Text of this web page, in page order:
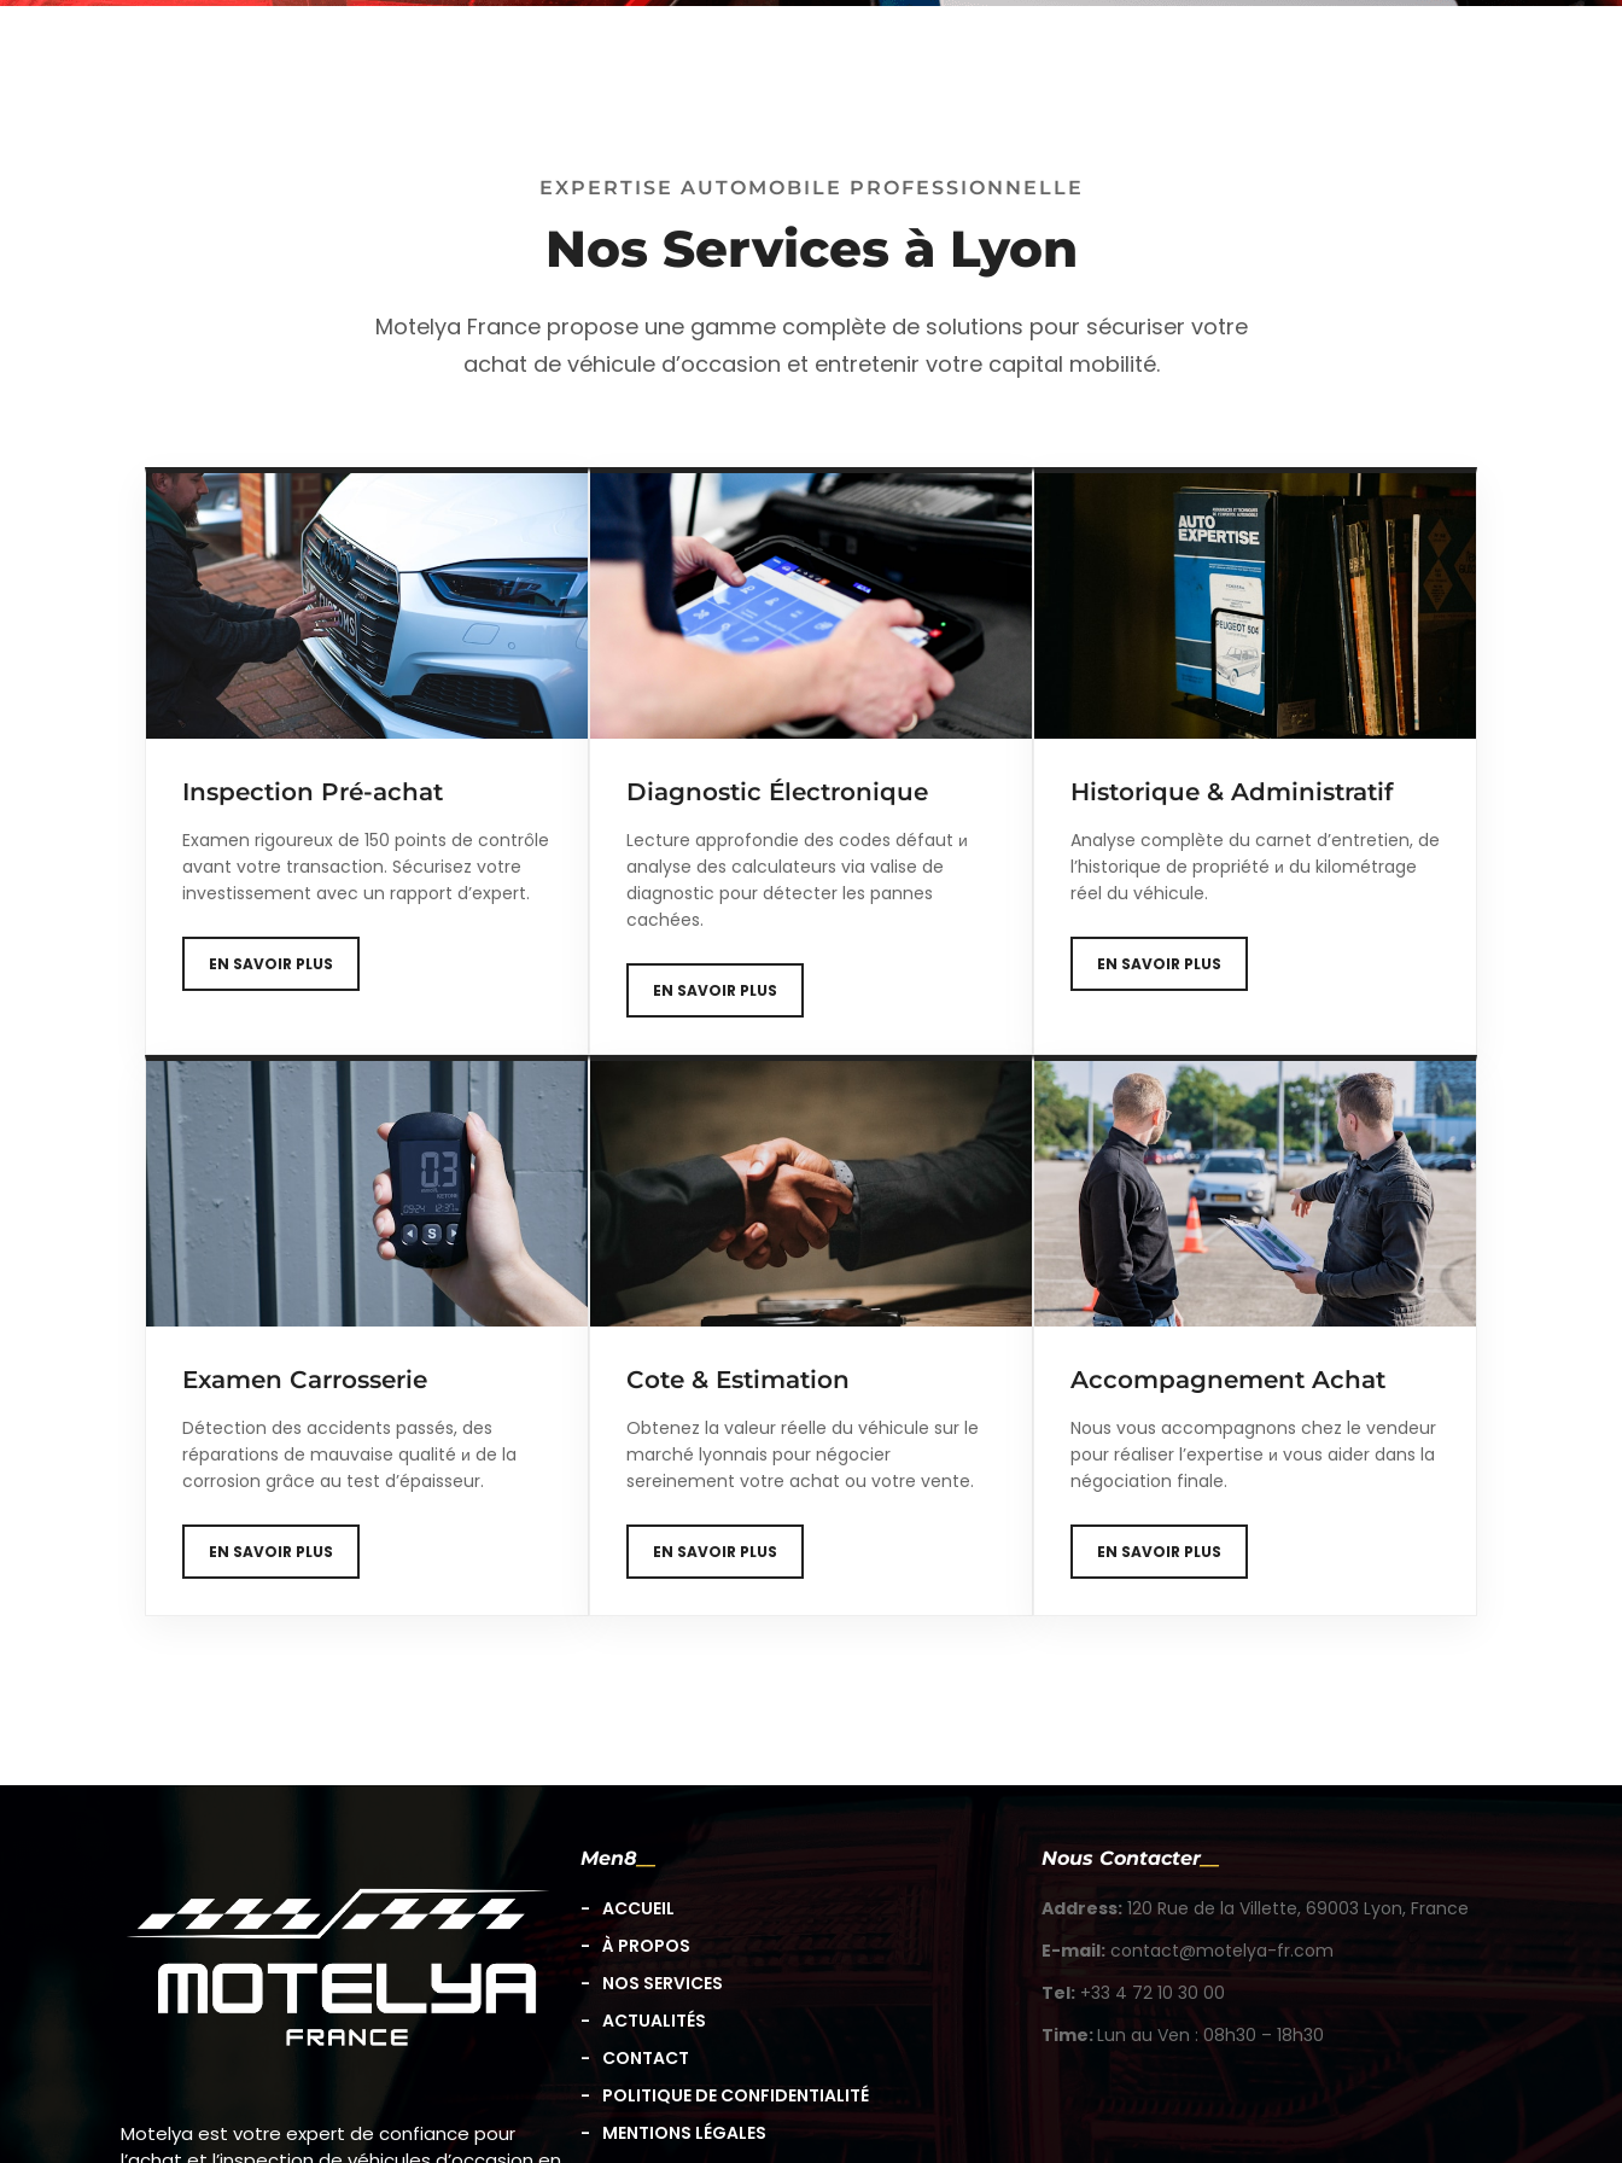
EXPERTISE AUTOMOBILE PROFESSIONNELLE
Nos Services à Lyon
Motelya France propose une gamme complète de solutions pour sécuriser votre
achat de véhicule d’occasion et entretenir votre capital mobilité.
Inspection Pré-achat
Examen rigoureux de 150 points de contrôle
avant votre transaction. Sécurisez votre
investissement avec un rapport d’expert.
EN SAVOIR PLUS
Diagnostic Électronique
Lecture approfondie des codes défaut и
analyse des calculateurs via valise de
diagnostic pour détecter les pannes
cachées.
EN SAVOIR PLUS
Historique & Administratif
Analyse complète du carnet d’entretien, de
l’historique de propriété и du kilométrage
réel du véhicule.
EN SAVOIR PLUS
Examen Carrosserie
Détection des accidents passés, des
réparations de mauvaise qualité и de la
corrosion grâce au test d’épaisseur.
EN SAVOIR PLUS
Cote & Estimation
Obtenez la valeur réelle du véhicule sur le
marché lyonnais pour négocier
sereinement votre achat ou votre vente.
EN SAVOIR PLUS
Accompagnement Achat
Nous vous accompagnons chez le vendeur
pour réaliser l’expertise и vous aider dans la
négociation finale.
EN SAVOIR PLUS
Motelya est votre expert de confiance pour
Men8
ACCUEIL
À PROPOS
NOS SERVICES
ACTUALITÉS
CONTACT
POLITIQUE DE CONFIDENTIALITÉ
MENTIONS LÉGALES
Nous Contacter
Address:120 Rue de la Villette, 69003 Lyon, France
E-mail:contact@motelya-fr.com
Tel:+33 4 72 10 30 00
Time:Lun au Ven : 08h30 – 18h30